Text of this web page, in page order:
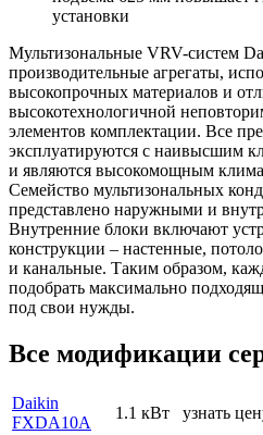
установки
Мультизональные VRV-систем
производительные агрегаты,
высокопрочных материалов и
высокотехнологичной
элементов комплектации. Все
эксплуатируются с наивысшим
и являются высокомощным
Семейство мультизональных
представлено наружными и
Внутренние блоки включают
конструкции – настенные,
и канальные. Таким образом,
подобрать максимально
под свои нужды.
Все модификации
Daikin
FXDA10A
1.1 кВт узнать